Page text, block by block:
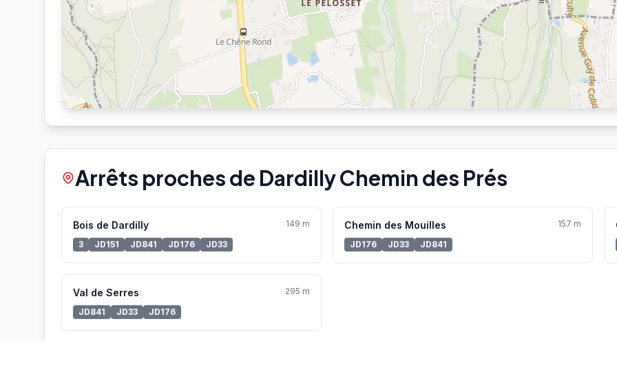
Arrêts proches de Dardilly Chemin des Prés
Bois de Dardilly
149 m
3
JD151 JD841 JD176 JD33
Chemin des Mouilles
157 m
JD176
JD33 JD841
Val de Serres
295 m
JD841
JD33 JD176